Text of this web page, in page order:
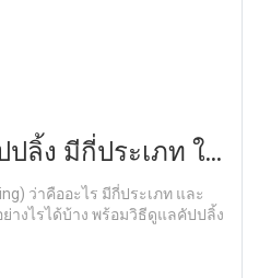
ลิ้ง มีกี่ประเภท ใช้
ว่าคืออะไร มีกี่ประเภท และ
างไรได้บ้าง พร้อมวิธีดูแลคัปปลิ้ง